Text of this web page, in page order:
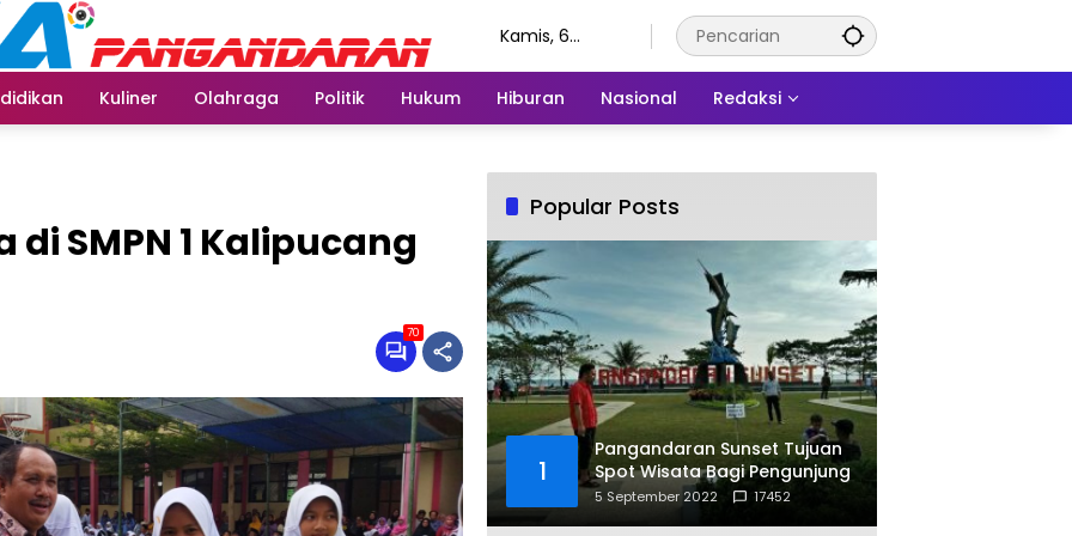
Kamis, 6
Kuliner Olahraga Politik Hukum Hiburan Nasional Redaksi
di SMPN 1 Kalipucang
70
Popular Posts
1
Pangandaran Sunset Tujuan
Spot Wisata Bagi Pengunjung
5 September 2022 17452